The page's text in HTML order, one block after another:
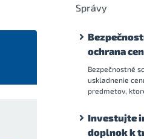
Správy
ochrana
Bezpečnostné
uskladnenie
predmetov,
Investujte
doplnok k